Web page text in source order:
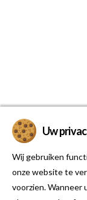
Uw
Wij gebruiken
onze website te
voorzien. Wanneer